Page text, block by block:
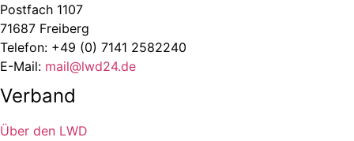
Postfach 1107
71687 Freiberg
Telefon: +49 (0) 7141 2582240
E-Mail: mail@lwd24.de
Verband
Über den LWD